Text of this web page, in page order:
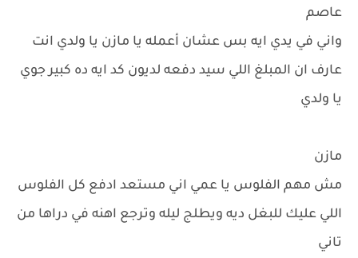
عاصم
واني في يدي ايه بس عشان أعمله يا مازن يا ولدي انت
عارف ان المبلغ اللي سيد دفعه لديون كد ايه ده كبير جوي
يا ولدي
مازن
مش مهم الفلوس يا عمي اني مستعد ادفع كل الفلوس
اللي عليك للبغل ديه ويطلج ليله وترجع اهنه في دراها من
تاني